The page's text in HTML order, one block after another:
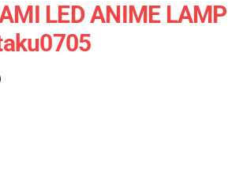
LED ANIME LAMP